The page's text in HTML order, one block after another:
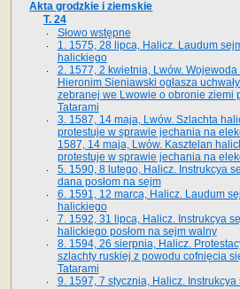
Akta grodzkie i ziemskie
T. 24
Słowo wstępne
1. 1575, 28 lipca, Halicz. Laudum
halickiego
2. 1577, 2 kwietnia, Lwów. Wojewoda
Hieronim Sieniawski ogłasza
zebranej we Lwowie o obronie ziemi
Tatarami
3. 1587, 14 maja, Lwów. Szlachta
protestuje w sprawie jechania na
1587, 14 maja, Lwów. Kasztelan
protestuje w sprawie jechania na
5. 1590, 8 lutego, Halicz. Instrukcya
dana posłom na sejm
6. 1591, 12 marca, Halicz. Laudum
halickiego
7. 1592, 31 lipca, Halicz. Instrukcya
halickiego posłom na sejm walny
8. 1594, 26 sierpnia, Halicz.
szlachty ruskiej z powodu cofnięcia
Tatarami
9. 1597, 7 stycznia, Halicz. Instrukcya